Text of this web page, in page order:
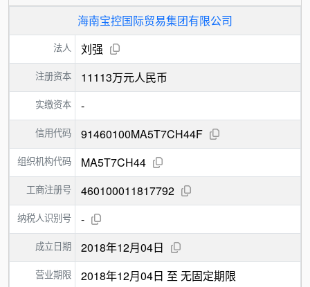
海南宝控国际贸易集团有限公司
法人 刘强
注册资本 11113万元人民币
实缴资本 -
信用代码 91460100MA5T7CH44F
组织机构代码 MA5T7CH44
工商注册号 460100011817792
纳税人识别号 -
成立日期 2018年12月04日
营业期限 2018年12月04日 至 无固定期限